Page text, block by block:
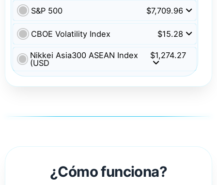
S&P 500 $7,709.96
CBOE Volatility Index $15.28
Nikkei Asia300 ASEAN Index
(USD
$1,274.27
¿Cómo funciona?